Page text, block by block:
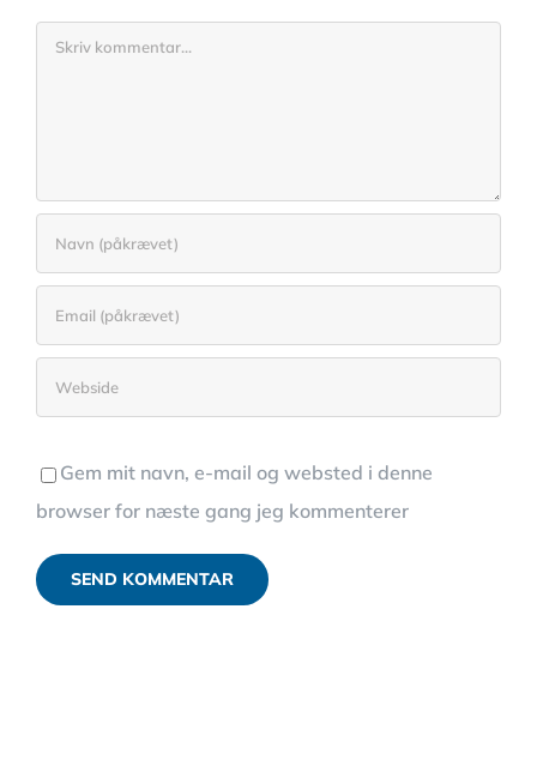
Comment
Gem mit navn, e-mail og websted i denne
browser for næste gang jeg kommenterer